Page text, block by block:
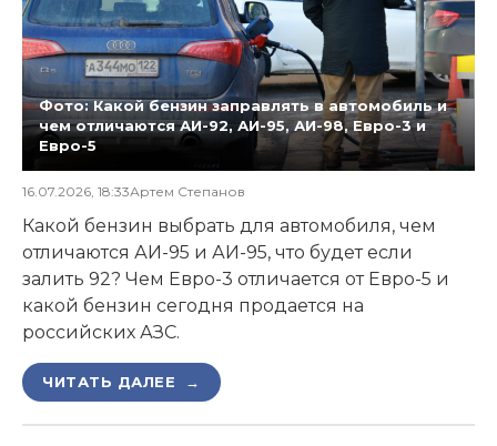
Фото: Какой бензин заправлять в автомобиль и
чем отличаются АИ-92, АИ-95, АИ-98, Евро-3 и
Евро-5
16.07.2026, 18:33Артем Степанов
Какой бензин выбрать для автомобиля, чем
отличаются АИ-95 и АИ-95, что будет если
залить 92? Чем Евро-3 отличается от Евро-5 и
какой бензин сегодня продается на
российских АЗС.
ЧИТАТЬ ДАЛЕЕ →